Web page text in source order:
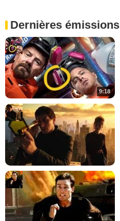
Dernières émissions
9:18